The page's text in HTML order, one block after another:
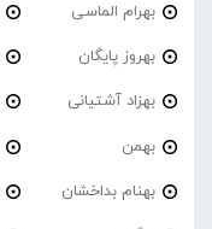
بهرام الماسی
بهروز پایگان
بهزاد آشتیانی
بهمن
بهنام بداخشان